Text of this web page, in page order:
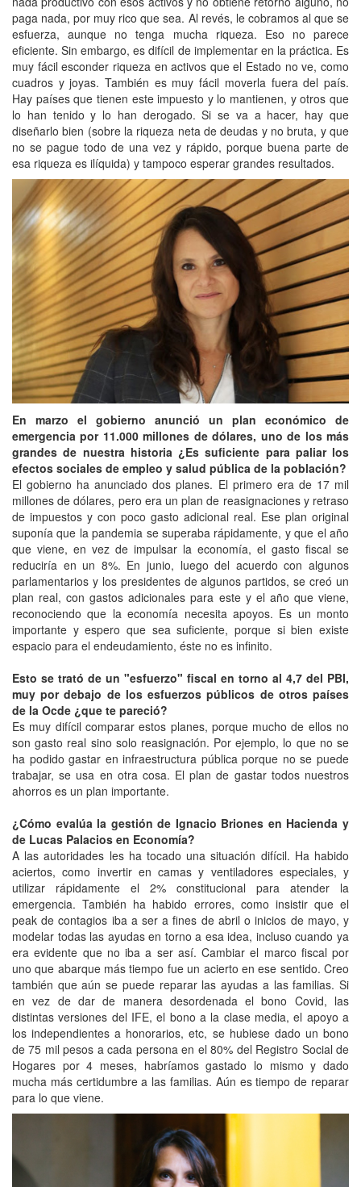
paga nada, por muy rico que sea. Al revés, le cobramos al que se
esfuerza, aunque no tenga mucha riqueza. Eso no parece
eficiente. Sin embargo, es difícil de implementar en la práctica. Es
muy fácil esconder riqueza en activos que el Estado no ve, como
cuadros y joyas. También es muy fácil moverla fuera del país.
Hay países que tienen este impuesto y lo mantienen, y otros que
lo han tenido y lo han derogado. Si se va a hacer, hay que
diseñarlo bien (sobre la riqueza neta de deudas y no bruta, y que
no se pague todo de una vez y rápido, porque buena parte de
esa riqueza es ilíquida) y tampoco esperar grandes resultados.
En marzo el gobierno anunció un plan económico de
emergencia por 11.000 millones de dólares, uno de los más
grandes de nuestra historia ¿Es suficiente para paliar los
efectos sociales de empleo y salud pública de la población?
El gobierno ha anunciado dos planes. El primero era de 17 mil
millones de dólares, pero era un plan de reasignaciones y retraso
de impuestos y con poco gasto adicional real. Ese plan original
suponía que la pandemia se superaba rápidamente, y que el año
que viene, en vez de impulsar la economía, el gasto fiscal se
reduciría en un 8%. En junio, luego del acuerdo con algunos
parlamentarios y los presidentes de algunos partidos, se creó un
plan real, con gastos adicionales para este y el año que viene,
reconociendo que la economía necesita apoyos. Es un monto
importante y espero que sea suficiente, porque si bien existe
espacio para el endeudamiento, éste no es infinito.
Esto se trató de un "esfuerzo" fiscal en torno al 4,7 del PBI,
muy por debajo de los esfuerzos públicos de otros países
de la Ocde ¿que te pareció?
Es muy difícil comparar estos planes, porque mucho de ellos no
son gasto real sino solo reasignación. Por ejemplo, lo que no se
ha podido gastar en infraestructura pública porque no se puede
trabajar, se usa en otra cosa. El plan de gastar todos nuestros
ahorros es un plan importante.
¿Cómo evalúa la gestión de Ignacio Briones en Hacienda y
de Lucas Palacios en Economía?
A las autoridades les ha tocado una situación difícil. Ha habido
aciertos, como invertir en camas y ventiladores especiales, y
utilizar rápidamente el 2% constitucional para atender la
emergencia. También ha habido errores, como insistir que el
peak de contagios iba a ser a fines de abril o inicios de mayo, y
modelar todas las ayudas en torno a esa idea, incluso cuando ya
era evidente que no iba a ser así. Cambiar el marco fiscal por
uno que abarque más tiempo fue un acierto en ese sentido. Creo
también que aún se puede reparar las ayudas a las familias. Si
en vez de dar de manera desordenada el bono Covid, las
distintas versiones del IFE, el bono a la clase media, el apoyo a
los independientes a honorarios, etc, se hubiese dado un bono
de 75 mil pesos a cada persona en el 80% del Registro Social de
Hogares por 4 meses, habríamos gastado lo mismo y dado
mucha más certidumbre a las familias. Aún es tiempo de reparar
para lo que viene.